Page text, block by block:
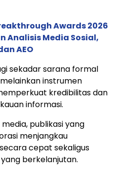
Awards 2026
Analisis Media Sosial,
AEO
sekadar sarana formal
instrumen
kredibilitas dan
informasi.
publikasi yang
menjangkau
cepat sekaligus
berkelanjutan.